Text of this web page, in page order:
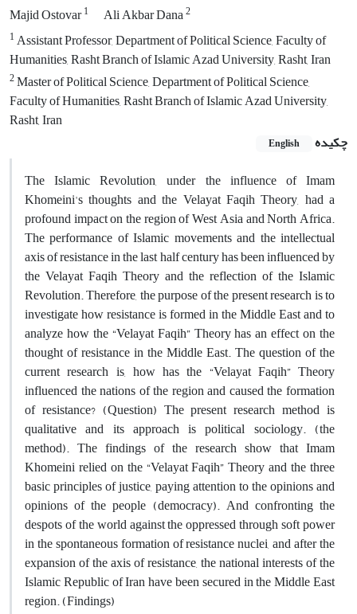
Majid Ostovar1 Ali Akbar Dana2
1Assistant Professor, Department of Political Science, Faculty of
Humanities, Rasht Branch of Islamic Azad University, Rasht, Iran
2Master of Political Science, Department of Political Science,
Faculty of Humanities, Rasht Branch of Islamic Azad University,
Rasht, Iran
چکیده
English
The Islamic Revolution, under the influence of Imam
Khomeini's thoughts and the Velayat Faqih Theory, had a
profound impact on the region of West Asia and North Africa.
The performance of Islamic movements and the intellectual
axis of resistance in the last half century has been influenced by
the Velayat Faqih Theory and the reflection of the Islamic
Revolution. Therefore, the purpose of the present research is to
investigate how resistance is formed in the Middle East and to
analyze how the “Velayat Faqih” Theory has an effect on the
thought of resistance in the Middle East. The question of the
current research is, how has the “Velayat Faqih” Theory
influenced the nations of the region and caused the formation
of resistance? (Question) The present research method is
qualitative and its approach is political sociology. (the
method). The findings of the research show that Imam
Khomeini relied on the “Velayat Faqih” Theory and the three
basic principles of justice, paying attention to the opinions and
opinions of the people (democracy). And confronting the
despots of the world against the oppressed through soft power
in the spontaneous formation of resistance nuclei, and after the
expansion of the axis of resistance, the national interests of the
Islamic Republic of Iran have been secured in the Middle East
region. (Findings)